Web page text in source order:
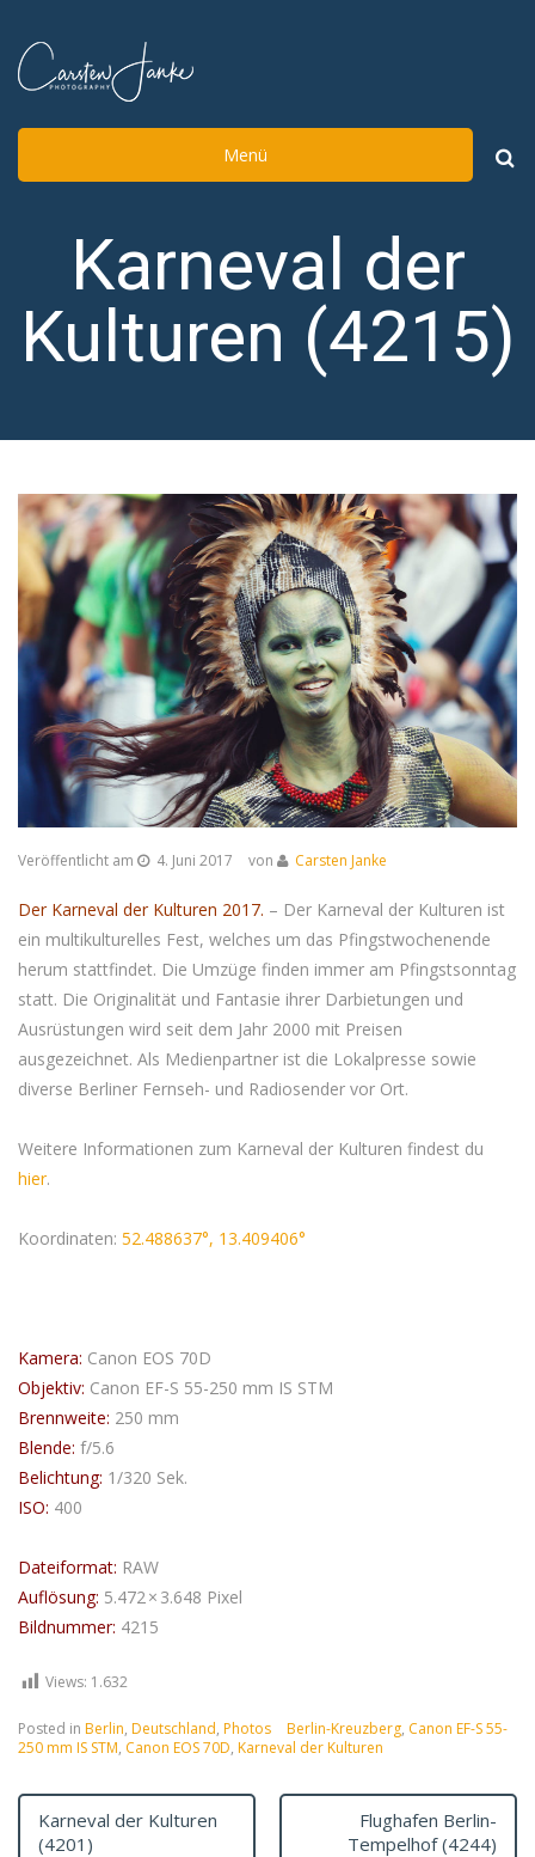
Menü
Suche
Karneval der
Kulturen (4215)
Veröffentlicht am 4. Juni 2017 von Carsten Janke
Der Karneval der Kulturen 2017. – Der Karneval der Kulturen ist
ein multikulturelles Fest, welches um das Pfingstwochenende
herum stattfindet. Die Umzüge finden immer am Pfingstsonntag
statt. Die Originalität und Fantasie ihrer Darbietungen und
Ausrüstungen wird seit dem Jahr 2000 mit Preisen
ausgezeichnet. Als Medienpartner ist die Lokalpresse sowie
diverse Berliner Fernseh- und Radiosender vor Ort.
Weitere Informationen zum Karneval der Kulturen findest du
hier.
Koordinaten: 52.488637°, 13.409406°
Kamera: Canon EOS 70D
Objektiv: Canon EF-S 55-250 mm IS STM
Brennweite: 250 mm
Blende: f/5.6
Belichtung: 1/320 Sek.
ISO: 400
Dateiformat: RAW
Auflösung: 5.472 × 3.648 Pixel
Bildnummer: 4215
Views: 1.632
Posted in Berlin, Deutschland, Photos Berlin-Kreuzberg, Canon EF-S 55-
250 mm IS STM, Canon EOS 70D, Karneval der Kulturen
Karneval der Kulturen
(4201)
Flughafen Berlin-
Tempelhof (4244)